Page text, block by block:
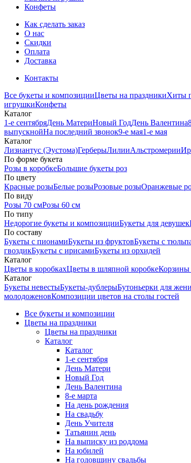
Конфеты
Как сделать заказ
О нас
Скидки
Оплата
Доставка
Контакты
Все букеты и композицииЦветы на праздникиХиты
игрушкиКонфеты
Каталог
1-е сентябряДень МатериНовый ГодДень Валентина
выпускнойНа последний звонок9-е мая1-е мая
Каталог
Лизиантус (Эустома)ГерберыЛилииАльстромерии
По форме букета
Розы в коробкеБольшие букеты роз
По цвету
Красные розыБелые розыРозовые розыОранжевые
По виду
Розы 70 смРозы 60 см
По типу
Недорогие букеты и композицииБукеты для девушек
По составу
Букеты с пионамиБукеты из фруктовБукеты с
гвоздикБукеты с ирисамиБукеты из орхидей
Каталог
Цветы в коробкахЦветы в шляпной коробкеКорзины
Каталог
Букеты невестыБукеты-дублерыБутоньерки для
молодоженовКомпозиции цветов на столы гостей
Все букеты и композиции
Цветы на праздники
Цветы на праздники
Каталог
Каталог
1-е сентября
День Матери
Новый Год
День Валентина
8-е марта
На день рождения
На свадьбу
День Учителя
Татьянин день
На выписку из роддома
На юбилей
На годовщину свадьбы